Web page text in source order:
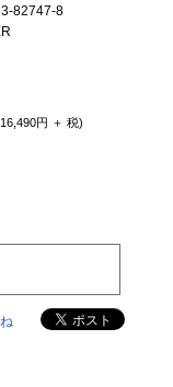
82747-8
円 ＋ 税)